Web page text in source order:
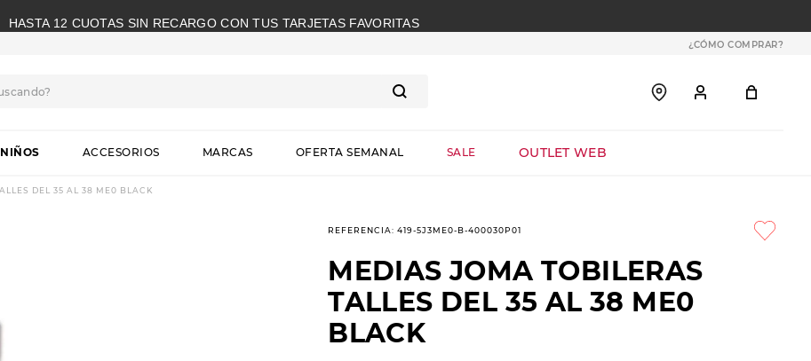
HASTA 12 CUOTAS SIN RECARGO CON TUS TARJETAS FAVORITAS
¿CÓMO COMPRAR?
NIÑOS ACCESORIOS MARCAS OFERTA SEMANAL SALE OUTLET WEB
DEL 35 AL 38 ME0 BLACK
REFERENCIA:419-5J3ME0-B-400030P01
MEDIAS JOMA TOBILERAS
TALLES DEL 35 AL 38 ME0
BLACK